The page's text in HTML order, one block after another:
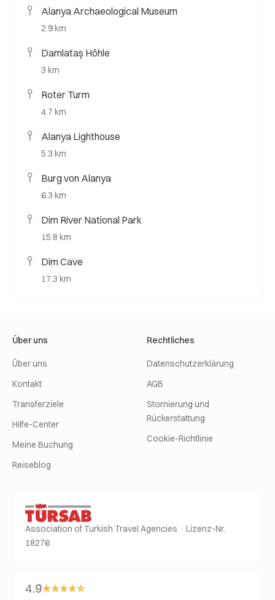
Alanya Archaeological Museum
2.9 km
Damlataş Höhle
3 km
Roter Turm
4.7 km
Alanya Lighthouse
5.3 km
Burg von Alanya
6.3 km
Dim River National Park
15.8 km
Dim Cave
17.3 km
Über uns
Über uns
Kontakt
Transferziele
Hilfe-Center
Meine Buchung
Reiseblog
Rechtliches
Datenschutzerklärung
AGB
Stornierung und
Rückerstattung
Cookie-Richtlinie
Association of Turkish Travel Agencies · Lizenz-Nr.
18276
4.9